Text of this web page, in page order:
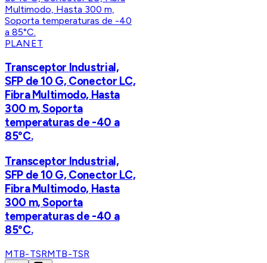
PLANET
Transceptor Industrial,
SFP de 10 G, Conector LC,
Fibra Multimodo, Hasta
300 m, Soporta
temperaturas de -40 a
85°C.
Transceptor Industrial,
SFP de 10 G, Conector LC,
Fibra Multimodo, Hasta
300 m, Soporta
temperaturas de -40 a
85°C.
MTB-TSRMTB-TSR